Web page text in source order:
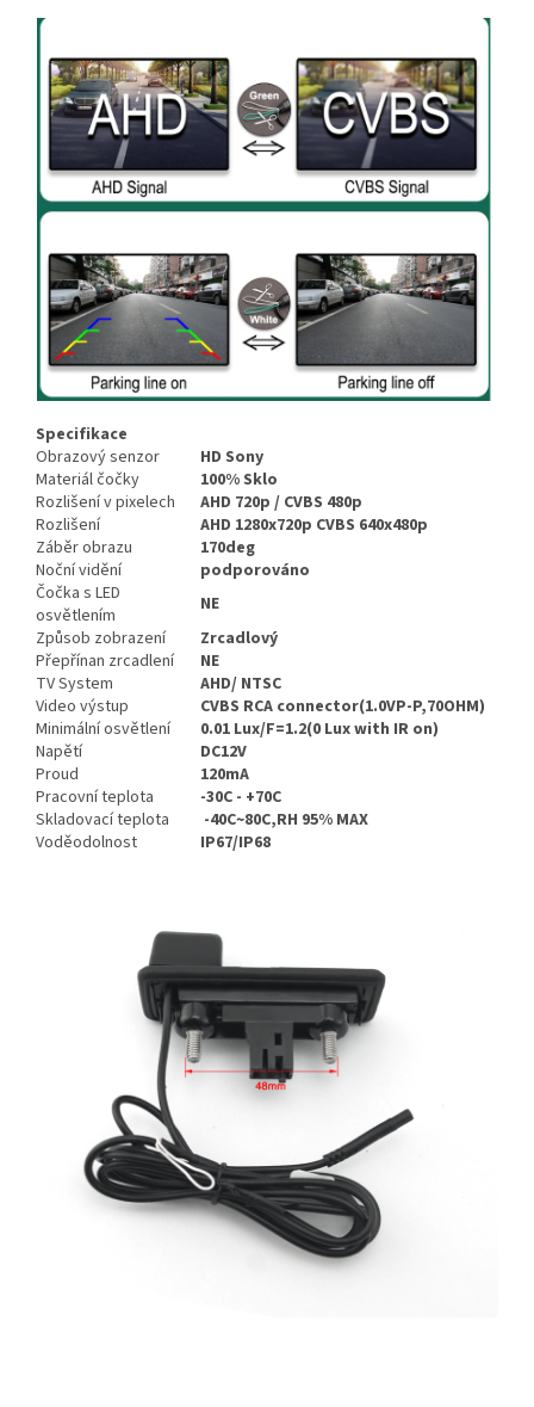
Specifikace
Obrazový senzor
HD Sony
Materiál čočky
100% Sklo
Rozlišení v pixelech
AHD 720p / CVBS 480p
Rozlišení
AHD 1280x720p CVBS 640x480p
Záběr obrazu
170deg
Noční vidění
podporováno
Čočka s LED
osvětlením
NE
Způsob zobrazení
Zrcadlový
Přepřínan zrcadlení
NE
TV System
AHD/ NTSC
Video výstup
CVBS RCA connector(1.0VP-P,70OHM)
Minimální osvětlení
0.01 Lux/F=1.2(0 Lux with IR on)
Napětí
DC12V
Proud
120mA
Pracovní teplota
-30C - +70C
Skladovací teplota
-40C~80C,RH 95% MAX
Voděodolnost
IP67/IP68